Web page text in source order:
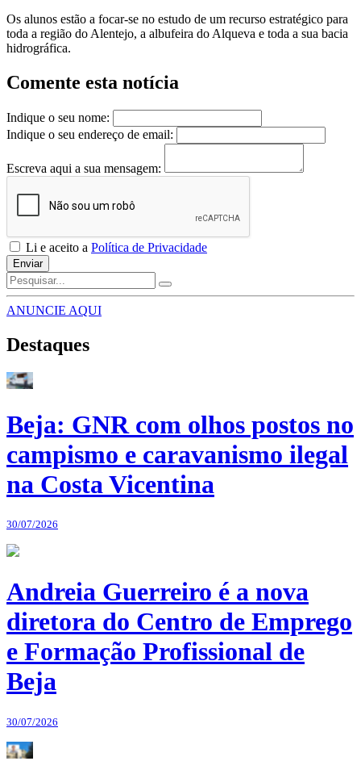
Os alunos estão a focar-se no estudo de um recurso estratégico para
toda a região do Alentejo, a albufeira do Alqueva e toda a sua bacia
hidrográfica.
Comente esta notícia
Indique o seu nome:
Indique o seu endereço de email:
Escreva aqui a sua mensagem:
Li e aceito a Política de Privacidade
Enviar
ANUNCIE AQUI
Destaques
Beja: GNR com olhos postos no
campismo e caravanismo ilegal
na Costa Vicentina
30/07/2026
Andreia Guerreiro é a nova
diretora do Centro de Emprego
e Formação Profissional de
Beja
30/07/2026